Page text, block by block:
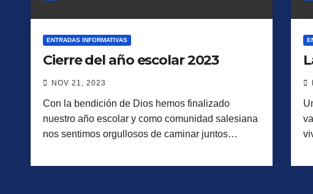
ENTRADAS INFORMATIVAS
Cierre del año escolar 2023
NOV 21, 2023
Con la bendición de Dios hemos finalizado
nuestro año escolar y como comunidad salesiana
nos sentimos orgullosos de caminar juntos…